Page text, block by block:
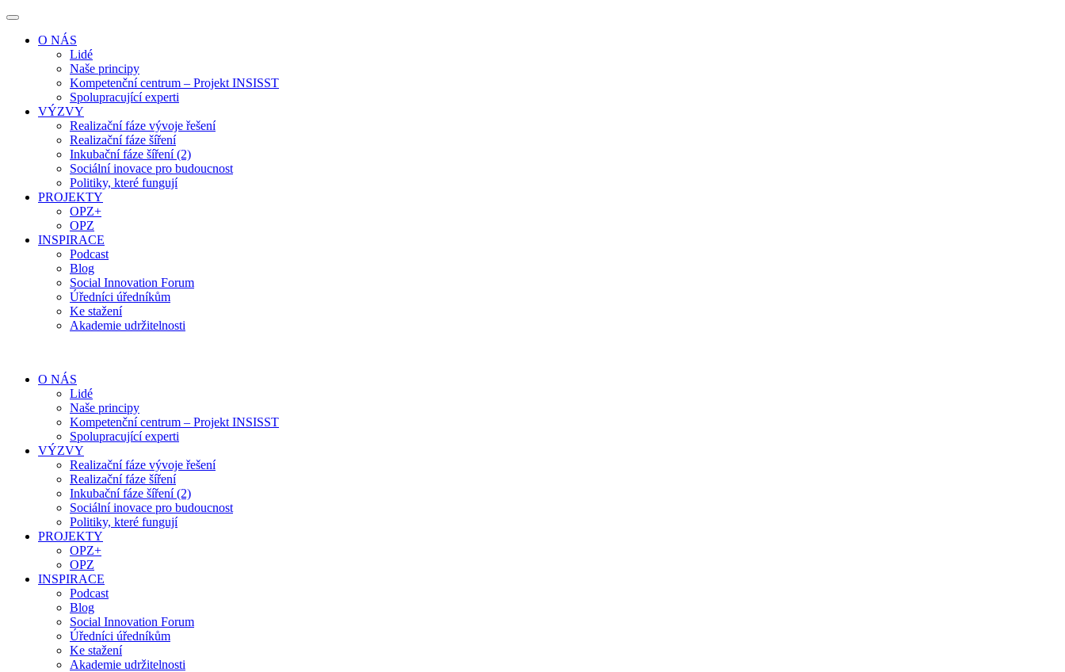
O NÁS
Lidé
Naše principy
Kompetenční centrum – Projekt INSISST
Spolupracující experti
VÝZVY
Realizační fáze vývoje řešení
Realizační fáze šíření
Inkubační fáze šíření (2)
Sociální inovace pro budoucnost
Politiky, které fungují
PROJEKTY
OPZ+
OPZ
INSPIRACE
Podcast
Blog
Social Innovation Forum
Úředníci úředníkům
Ke stažení
Akademie udržitelnosti
O NÁS
Lidé
Naše principy
Kompetenční centrum – Projekt INSISST
Spolupracující experti
VÝZVY
Realizační fáze vývoje řešení
Realizační fáze šíření
Inkubační fáze šíření (2)
Sociální inovace pro budoucnost
Politiky, které fungují
PROJEKTY
OPZ+
OPZ
INSPIRACE
Podcast
Blog
Social Innovation Forum
Úředníci úředníkům
Ke stažení
Akademie udržitelnosti